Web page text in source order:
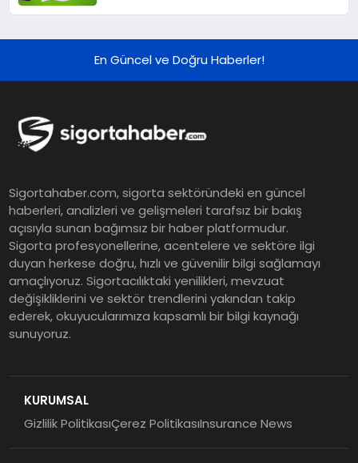
En Güncel ve Doğru Haberler!
Sigortahaber.com, sigorta sektöründeki en güncel
haberleri, analizleri ve gelişmeleri tarafsız bir bakış
açısıyla sunan bağımsız bir haber platformudur.
Sigorta profesyonellerine, acentelere ve sektöre ilgi
duyan herkese doğru, hızlı ve güvenilir bilgi sağlamayı
amaçlıyoruz. Sigortacılıktaki yenilikleri, mevzuat
değişikliklerini ve sektör trendlerini yakından takip
ederek, okuyucularımıza kapsamlı bir bilgi kaynağı
sunuyoruz.
KURUMSAL
Gizlilik PolitikasıÇerez PolitikasıInsurance News